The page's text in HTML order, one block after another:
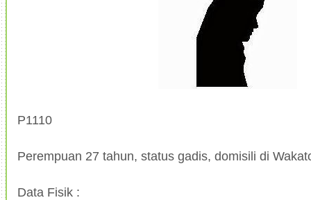
P1110
Perempuan 27 tahun, status gadis, domisili di
Data Fisik :